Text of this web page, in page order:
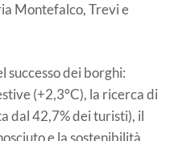
Montefalco, Trevi e
successo dei borghi:
(+2,3°C), la ricerca di
dal 42,7% dei turisti), il